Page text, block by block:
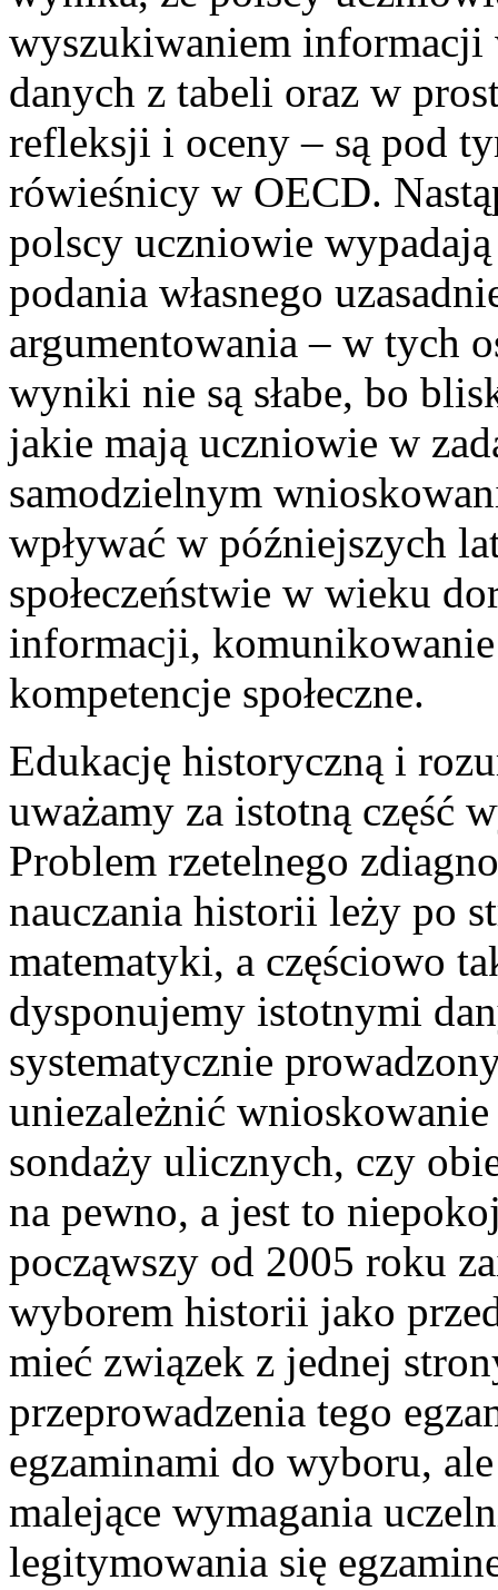
wyszukiwaniem informacji
danych z tabeli oraz w
refleksji i oceny – są pod
rówieśnicy w OECD.
polscy uczniowie
podania własnego
argumentowania – w tych
wyniki nie są słabe, bo
jakie mają uczniowie w
samodzielnym
wpływać w późniejszych
społeczeństwie w wieku
informacji,
kompetencje społeczne.
Edukację historyczną i
uważamy za istotną część
Problem rzetelnego
nauczania historii leży po
matematyki, a częściowo
dysponujemy istotnymi
systematycznie
uniezależnić
sondaży ulicznych, czy
na pewno, a jest to
począwszy od 2005 roku
wyborem historii jako
mieć związek z jednej
przeprowadzenia tego
egzaminami do wyboru,
malejące wymagania
legitymowania się